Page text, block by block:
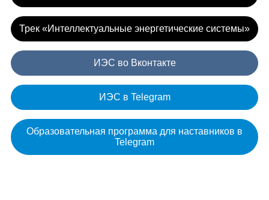
Трек «Интеллектуальные энергетические системы»
ИЭС во Вконтакте
ИЭС в Telegram
Образовательная программа для наставников в
Telegram